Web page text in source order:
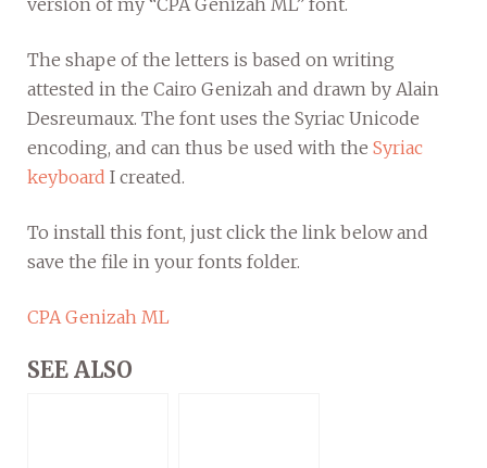
version of my “CPA Genizah ML” font.
The shape of the letters is based on writing
attested in the Cairo Genizah and drawn by Alain
Desreumaux. The font uses the Syriac Unicode
encoding, and can thus be used with the Syriac
keyboard I created.
To install this font, just click the link below and
save the file in your fonts folder.
CPA Genizah ML
SEE ALSO